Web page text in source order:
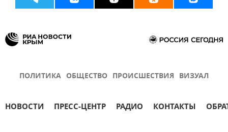
ПОЛИТИКА ОБЩЕСТВО ПРОИСШЕСТВИЯ ВИЗУАЛ
НОВОСТИ ПРЕСС-ЦЕНТР РАДИО КОНТАКТЫ